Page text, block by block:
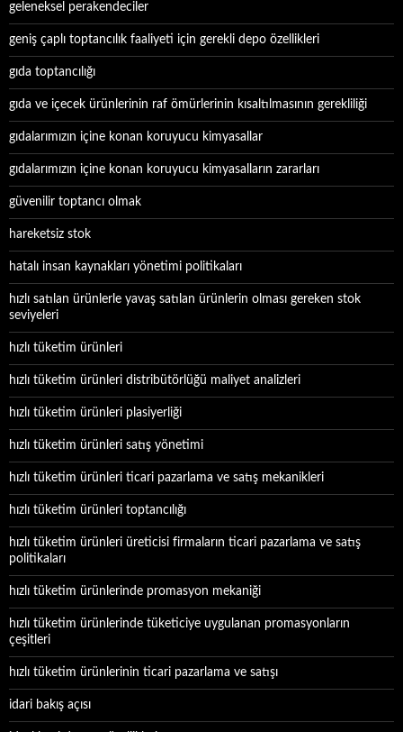
geleneksel perakendeciler
geniş çaplı toptancılık faaliyeti için gerekli depo özellikleri
gıda toptancılığı
gıda ve içecek ürünlerinin raf ömürlerinin kısaltılmasının gerekliliği
gıdalarımızın içine konan koruyucu kimyasallar
gıdalarımızın içine konan koruyucu kimyasalların zararları
güvenilir toptancı olmak
hareketsiz stok
hatalı insan kaynakları yönetimi politikaları
hızlı satılan ürünlerle yavaş satılan ürünlerin olması gereken stok
seviyeleri
hızlı tüketim ürünleri
hızlı tüketim ürünleri distribütörlüğü maliyet analizleri
hızlı tüketim ürünleri plasiyerliği
hızlı tüketim ürünleri satış yönetimi
hızlı tüketim ürünleri ticari pazarlama ve satış mekanikleri
hızlı tüketim ürünleri toptancılığı
hızlı tüketim ürünleri üreticisi firmaların ticari pazarlama ve satış
politikaları
hızlı tüketim ürünlerinde promasyon mekaniği
hızlı tüketim ürünlerinde tüketiciye uygulanan promasyonların
çeşitleri
hızlı tüketim ürünlerinin ticari pazarlama ve satışı
idari bakış açısı